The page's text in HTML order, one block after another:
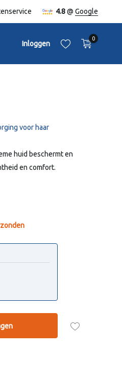
4.8@ Google
Inloggen
0
voor haar
huid beschermt en
en comfort.